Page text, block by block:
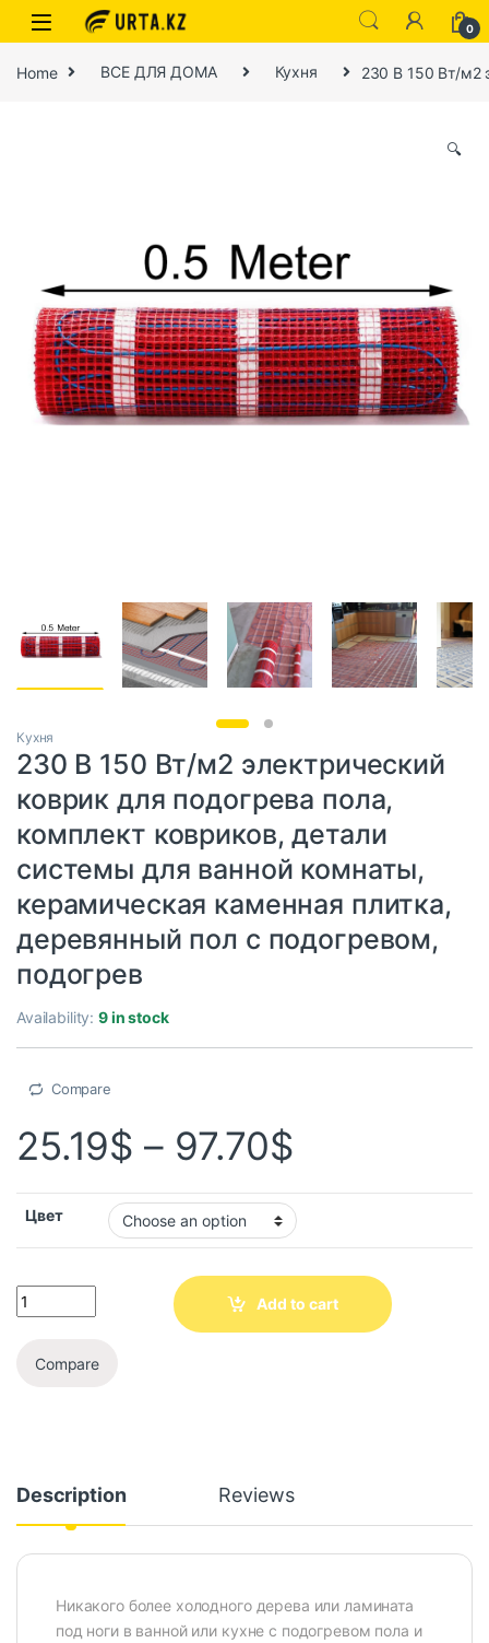
0
Home ВСЕ ДЛЯ ДОМА Кухня 230 В 150 Вт/м2
🔍
Кухня
230 В 150 Вт/м2 электрический
коврик для подогрева пола,
комплект ковриков, детали
системы для ванной комнаты,
керамическая каменная плитка,
деревянный пол с подогревом,
подогрев
Availability:9 in stock
Compare
25.19$ – 97.70$
Цвет
Add to cart
Compare
Description Reviews
Никакого более холодного дерева или ламината
под ноги в ванной или кухне с подогревом пола и